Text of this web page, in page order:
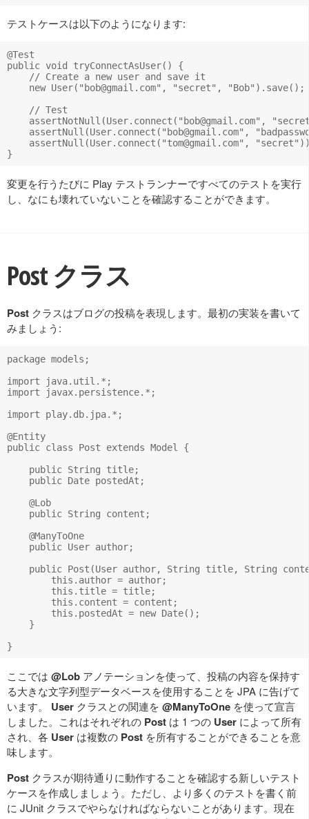
テストケースは以下のようになります:
@Test
public void tryConnectAsUser() {
    // Create a new user and save it
    new User("
bob@gmail.com", "secret", "Bob").save();
    // Test
    assertNotNull(User.connect("
bob@gmail.com",
    assertNull(User.connect("
bob@gmail.com",
    assertNull(User.connect("
tom@gmail.com",
変更を行うたびに Play テストランナーですべてのテストを実行
し、なにも壊れていないことを確認することができます。
Post クラス
Post クラスはブログの投稿を表現します。最初の実装を書いて
みましょう:
package models;
import java.util.*;
import javax.persistence.*;
import play.db.jpa.*;
@Entity
public class Post extends Model {
    public String title;
    public Date postedAt;
    @Lob
    public String content;
    @ManyToOne
    public User author;
public Post(User author, String title, String
        this.author = author;
        this.title = title;
        this.content = content;
        this.postedAt = new Date();
    }
ここでは @Lob アノテーションを使って、投稿の内容を保持す
る大きな文字列型データベースを使用することを JPA に告げて
います。 User クラスとの関連を @ManyToOne を使って宣言
しました。これはそれぞれの Post は 1 つの User によって所有
され、各 User は複数の Post を所有することができることを意
味します。
Post クラスが期待通りに動作することを確認する新しいテスト
ケースを作成しましょう。ただし、より多くのテストを書く前
に JUnit クラスでやらなければならないことがあります。現在